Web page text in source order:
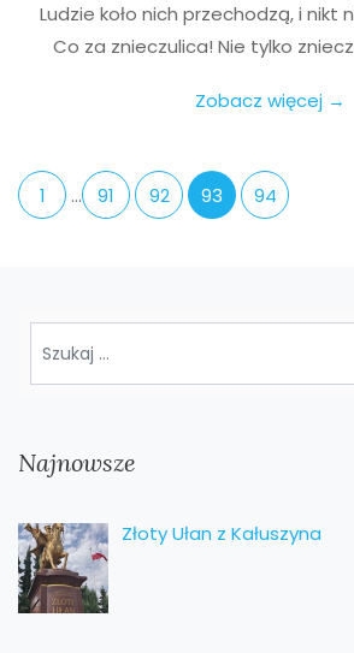
Ludzie koło nich przechodzą, i nikt
Co za znieczulica! Nie tylko
Zobacz więcej →
1 … 91 92 93 94
Najnowsze
Złoty Ułan z Kałuszyna